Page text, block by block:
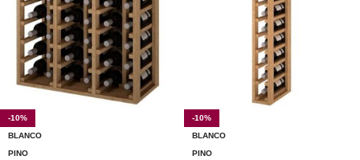
-10%
BLANCO
PINO
-10%
BLANCO
PINO